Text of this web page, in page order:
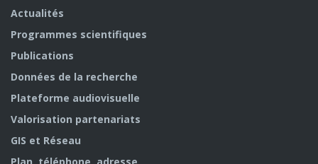
Actualités
Programmes scientifiques
Publications
Données de la recherche
Plateforme audiovisuelle
Valorisation partenariats
GIS et Réseau